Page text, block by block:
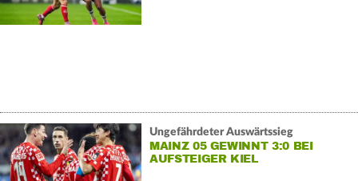
Ungefährdeter Auswärtssieg
MAINZ 05 GEWINNT 3:0 BEI
AUFSTEIGER KIEL